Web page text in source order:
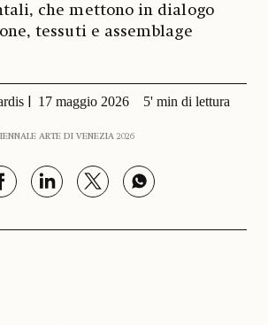
che mettono in dialogo
tessuti e assemblage
17 maggio 2026 5' min di lettura
ARTE DI VENEZIA 2026